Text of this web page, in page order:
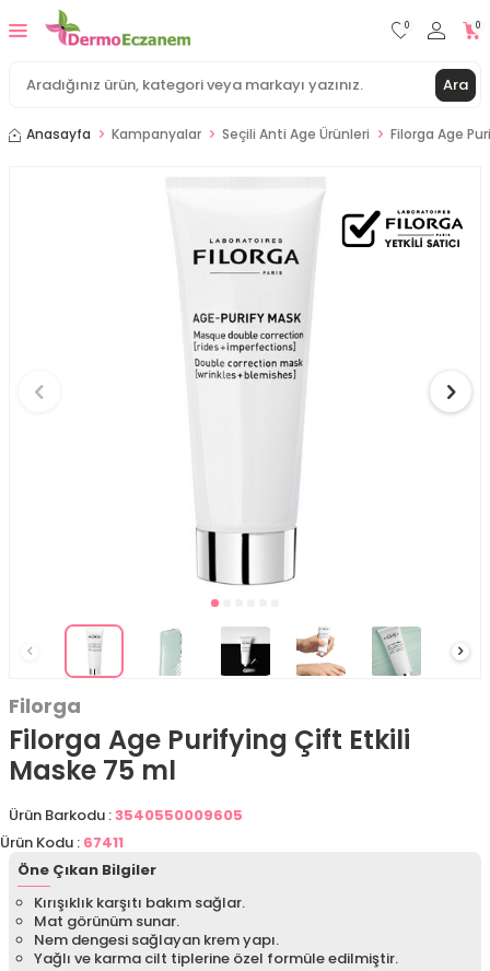
Ara
0 0
Anasayfa Kampanyalar Seçili Anti Age Ürünleri Filorga Age
Filorga
Filorga Age Purifying Çift Etkili
Maske 75 ml
Ürün Barkodu :3540550009605
Ürün Kodu : 67411
Öne Çıkan Bilgiler
Kırışıklık karşıtı bakım sağlar.
Mat görünüm sunar.
Nem dengesi sağlayan krem yapı.
Yağlı ve karma cilt tiplerine özel formüle edilmiştir.